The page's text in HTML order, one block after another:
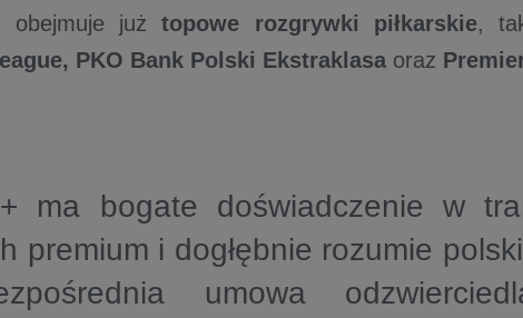
obejmuje jużtopowe rozgrywki piłkarskie,
PKO Bank Polski Ekstraklasa oraz
ma bogate doświadczenie w
premium i dogłębnie rozumie
umowa